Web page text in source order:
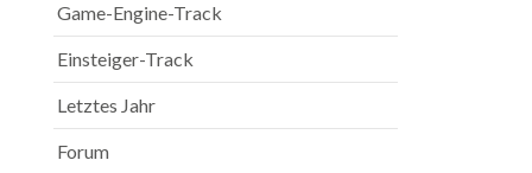
Game-Engine-Track
Einsteiger-Track
Letztes Jahr
Forum